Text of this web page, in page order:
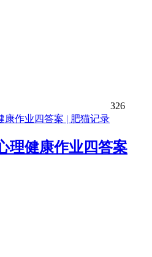
326
理健康作业四答案